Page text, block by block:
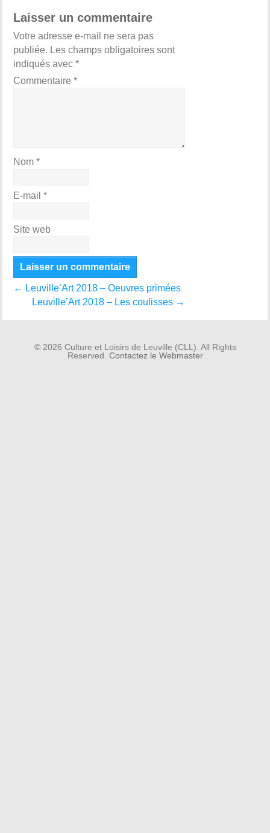
Laisser un commentaire
Votre adresse e-mail ne sera pas
publiée. Les champs obligatoires sont
indiqués avec*
Commentaire*
Nom*
E-mail*
Site web
← Leuville’Art 2018 – Oeuvres primées
Leuville’Art 2018 – Les coulisses →
© 2026 Culture et Loisirs de Leuville (CLL). All Rights
Reserved. Contactez le Webmaster